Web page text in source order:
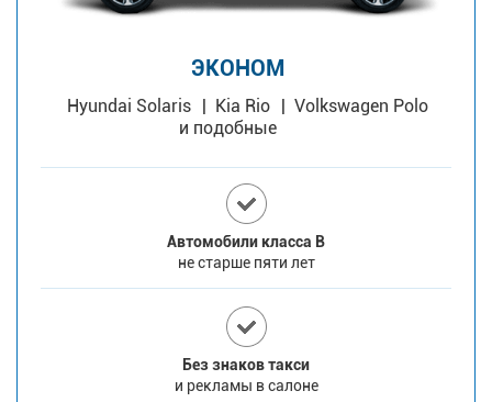
ЭКОНОМ
Hyundai Solaris Kia Rio
Volkswagen Polo
и подобные
Автомобили класса В
не старше пяти лет
Без знаков такси
и рекламы в салоне